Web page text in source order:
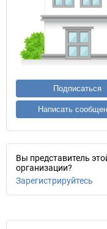
Подписаться
Написать
Вы представитель
организации?
Зарегистрируйтесь